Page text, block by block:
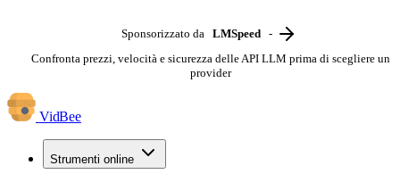
Sponsorizzato da LMSpeed
-
Confronta prezzi, velocità e sicurezza delle API LLM prima di scegliere un
provider
VidBee
Strumenti online